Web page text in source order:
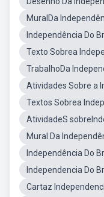
MuralDa
Independência Do
Texto Sobrea
TrabalhoDa
Atividades Sobre a
Textos Sobrea
AtividadeS
Mural Da
Independência Do
Independencia Do
Cartaz